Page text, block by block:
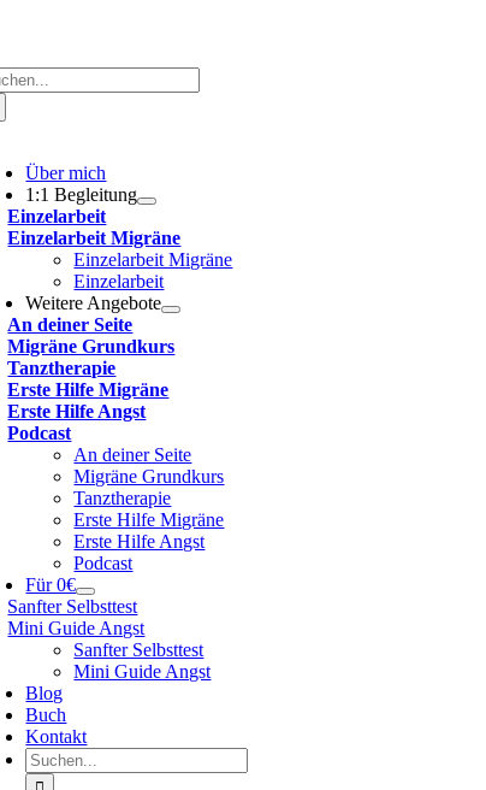
Über mich
1:1 Begleitung
Einzelarbeit
Einzelarbeit Migräne
Einzelarbeit Migräne
Einzelarbeit
Weitere Angebote
An deiner Seite
Migräne Grundkurs
Tanztherapie
Erste Hilfe Migräne
Erste Hilfe Angst
Podcast
An deiner Seite
Migräne Grundkurs
Tanztherapie
Erste Hilfe Migräne
Erste Hilfe Angst
Podcast
Für 0€
Sanfter Selbsttest
Mini Guide Angst
Sanfter Selbsttest
Mini Guide Angst
Blog
Buch
Kontakt
Suche
nach: